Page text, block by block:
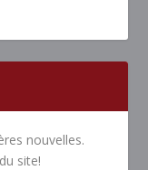
nouvelles.
site!